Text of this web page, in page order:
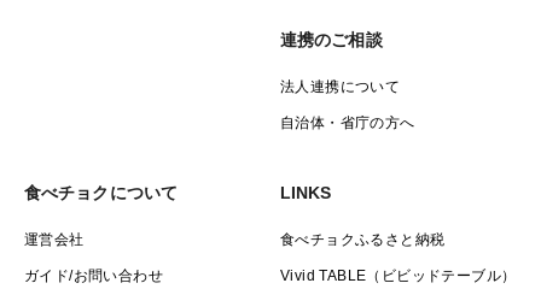
連携のご相談
法人連携について
自治体・省庁の方へ
食べチョクについて
運営会社
ガイド/お問い合わせ
LINKS
食べチョクふるさと納税
Vivid TABLE（ビビッドテーブル）